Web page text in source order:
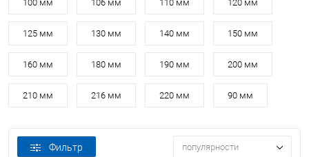
100 мм 106 мм 110 мм 120 мм
125 мм 130 мм 140 мм 150 мм
160 мм 180 мм 190 мм 200 мм
210 мм 216 мм 220 мм 90 мм
Фильтр популярности